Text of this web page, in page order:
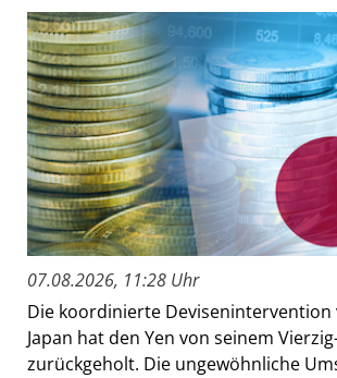
07.08.2026, 11:28 Uhr
Die koordinierte Devisenintervention
Japan hat den Yen von seinem
zurückgeholt. Die ungewöhnliche